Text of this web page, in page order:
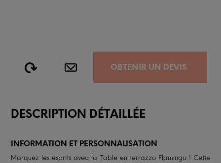
OBTENIR UN DEVIS
DESCRIPTION DÉTAILLÉE
INFORMATION ET PERSONNALISATION
Marquez les esprits avec la Table en terrazzo Flamingo ! Cette